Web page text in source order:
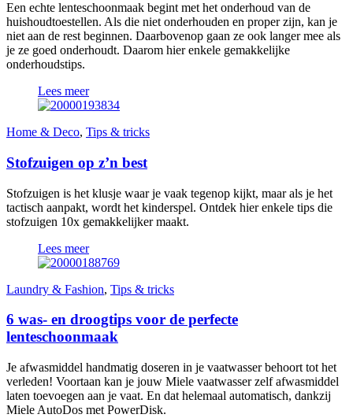
Een echte lenteschoonmaak begint met het onderhoud van de
huishoudtoestellen. Als die niet onderhouden en proper zijn, kan je
niet aan de rest beginnen. Daarbovenop gaan ze ook langer mee als
je ze goed onderhoudt. Daarom hier enkele gemakkelijke
onderhoudstips.
Lees meer
Home & Deco, Tips & tricks
Stofzuigen op z’n best
Stofzuigen is het klusje waar je vaak tegenop kijkt, maar als je het
tactisch aanpakt, wordt het kinderspel. Ontdek hier enkele tips die
stofzuigen 10x gemakkelijker maakt.
Lees meer
Laundry & Fashion, Tips & tricks
6 was- en droogtips voor de perfecte
lenteschoonmaak
Je afwasmiddel handmatig doseren in je vaatwasser behoort tot het
verleden! Voortaan kan je jouw Miele vaatwasser zelf afwasmiddel
laten toevoegen aan je vaat. En dat helemaal automatisch, dankzij
Miele AutoDos met PowerDisk.